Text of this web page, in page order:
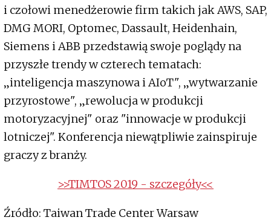
i czołowi menedżerowie firm takich jak AWS, SAP,
DMG MORI, Optomec, Dassault, Heidenhain,
Siemens i ABB przedstawią swoje poglądy na
przyszłe trendy w czterech tematach:
„inteligencja maszynowa i AIoT", „wytwarzanie
przyrostowe", „rewolucja w produkcji
motoryzacyjnej" oraz "innowacje w produkcji
lotniczej". Konferencja niewątpliwie zainspiruje
graczy z branży.
>>TIMTOS 2019 - szczegóły<<
Źródło: Taiwan Trade Center Warsaw